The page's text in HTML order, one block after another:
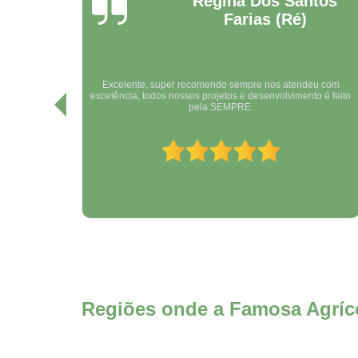
Farias (Ré)
Excelente, super recomendo sempre nos atendeu com
excelência, todos nossos projetos e desenvolvimento é feito
pela SEMPRE.
Regiões onde a Famosa